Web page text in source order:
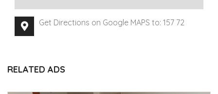
Get Directions on Google MAPS to: 157 72
RELATED ADS